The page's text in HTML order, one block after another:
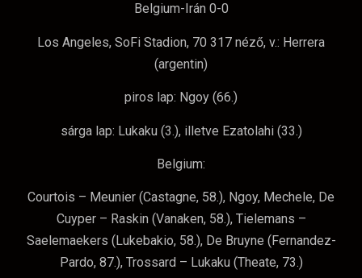
Belgium-Irán 0-0
Los Angeles, SoFi Stadion, 70 317 néző, v.: Herrera
(argentin)
piros lap: Ngoy (66.)
sárga lap: Lukaku (3.), illetve Ezatolahi (33.)
Belgium:
Courtois – Meunier (Castagne, 58.), Ngoy, Mechele, De
Cuyper – Raskin (Vanaken, 58.), Tielemans –
Saelemaekers (Lukebakio, 58.), De Bruyne (Fernandez-
Pardo, 87.), Trossard – Lukaku (Theate, 73.)